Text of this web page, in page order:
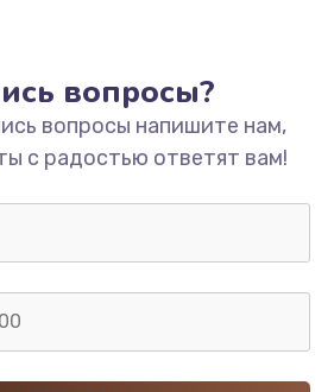
вопросы?
вопросы напишите нам,
с радостью ответят вам!